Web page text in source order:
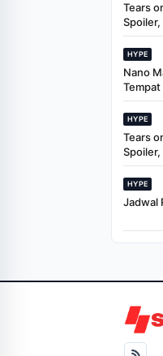
Tears
Spoiler,
HYPE
Nano
Tempat
HYPE
Tears
Spoiler,
HYPE
Jadwal